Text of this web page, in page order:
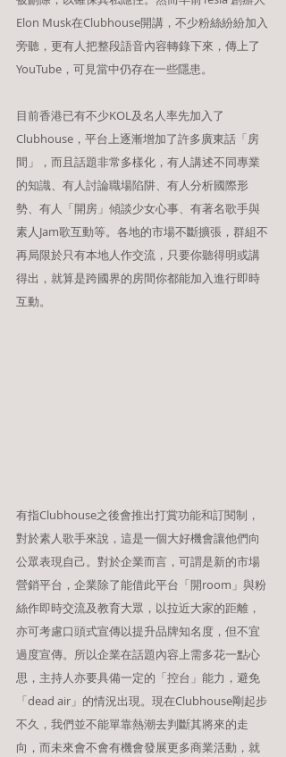
Elon Musk在Clubhouse開講，不少粉絲紛紛加入
旁聽，更有人把整段語音內容轉錄下來，傳上了
YouTube，可見當中仍存在一些隱患。
目前香港已有不少KOL及名人率先加入了
Clubhouse，平台上逐漸增加了許多廣東話「房
間」，而且話題非常多樣化，有人講述不同專業
的知識、有人討論職場陷阱、有人分析國際形
勢、有人「開房」傾談少女心事、有著名歌手與
素人Jam歌互動等。各地的市場不斷擴張，群組不
再局限於只有本地人作交流，只要你聽得明或講
得出，就算是跨國界的房間你都能加入進行即時
互動。
有指Clubhouse之後會推出打賞功能和訂閱制，
對於素人歌手來說，這是一個大好機會讓他們向
公眾表現自己。對於企業而言，可謂是新的市場
營銷平台，企業除了能借此平台「開room」與粉
絲作即時交流及教育大眾，以拉近大家的距離，
亦可考慮口頭式宣傳以提升品牌知名度，但不宜
過度宣傳。所以企業在話題內容上需多花一點心
思，主持人亦要具備一定的「控台」能力，避免
「dead air」的情況出現。現在Clubhouse剛起步
不久，我們並不能單靠熱潮去判斷其將來的走
向，而未來會不會有機會發展更多商業活動，就